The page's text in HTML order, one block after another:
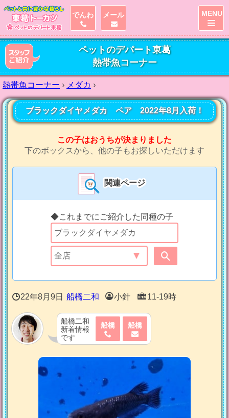
ペットのデパート東葛
熱帯魚コーナー
熱帯魚コーナー › メダカ ›
ブラックダイヤメダカ ペア 2022年8月入荷！
この子はおうちが決まりました
下のボックスから、他の子もお探しいただけます
関連ページ
◆これまでにご紹介した同種の子
22年8月9日 船橋二和 小針 11-19時
船橋二和
新着情報
です
船橋 船橋
でんわ メール MENU